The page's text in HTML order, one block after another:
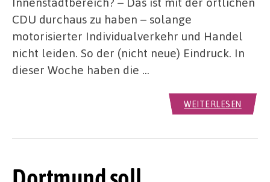
CDU durchaus zu haben – solange
motorisierter Individualverkehr und Handel
nicht leiden. So der (nicht neue) Eindruck. In
dieser Woche haben die …
WEITERLESEN